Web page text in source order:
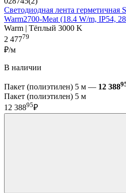
Светодиодная лента герметичная
Warm2700-Meat (18.4 W/m, IP54,
Warm | Тёплый 3000 K
2 47779
₽/м
В наличии
Пакет (полиэтилен) 5 м — 12 388
Пакет (полиэтилен) 5 м
12 38895₽